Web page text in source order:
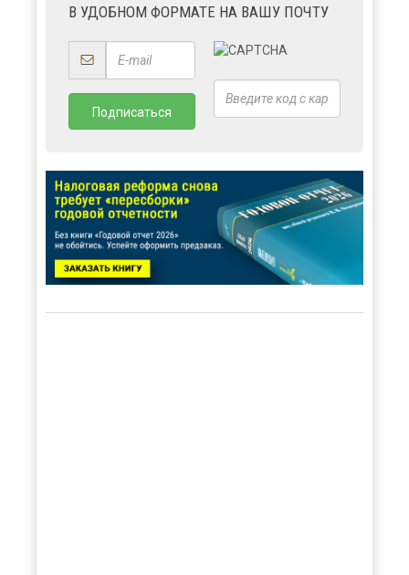
В УДОБНОМ ФОРМАТЕ НА ВАШУ ПОЧТУ